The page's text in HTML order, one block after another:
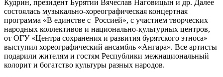
Кудрин, президент Бурятии Вячеслав Наговицын и др. Далее
состоялась музыкально-хореографическая концертная
программа «В единстве с Россией», с участием творческих
народных коллективов и национально-культурных центров,
от ОГУ «Центра сохранения и развития бурятского этноса»
выступил хореографический ансамбль «Ангара». Все артисты
подарили жителям и гостям Республики межнациональный
колорит и богатство культуры разных народов.